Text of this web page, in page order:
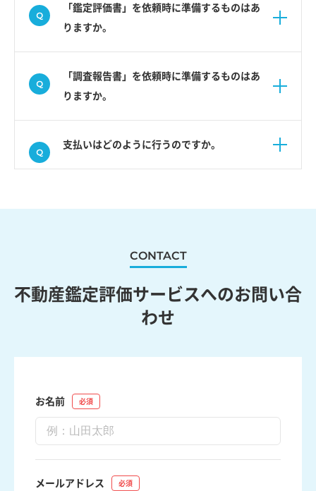
「鑑定評価書」を依頼時に準備するものはあ
りますか。
「調査報告書」を依頼時に準備するものはあ
りますか。
支払いはどのように行うのですか。
CONTACT
不動産鑑定評価サービスへのお問い合
わせ
お名前
メールアドレス